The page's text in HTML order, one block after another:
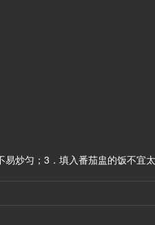
炒匀；3．填入番茄盅的饭不宜